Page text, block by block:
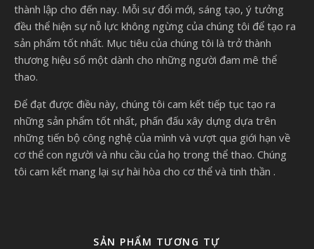
thành lập cho đến nay. Mỗi sự đổi mới, sáng tạo, ý tưởng
đều thể hiện sự nỗ lực không ngừng của chúng tôi để tạo ra
sản phẩm tốt nhất. Mục tiêu của chúng tôi là trở thành
thương hiệu số một dành cho những người đam mê thể
thao.
Để đạt được điều này, chúng tôi cam kết tiếp tục tạo ra
những sản phẩm tốt nhất, phấn đấu xây dựng dựa trên
những tiến bộ công nghệ của mình và vượt qua giới hạn về
cơ thể con người và nhu cầu của họ trong thể thao. Chúng
tôi cam kết mang lại sự hài hòa cho cơ thể và tinh thần .
SẢN PHẨM TƯƠNG TỰ